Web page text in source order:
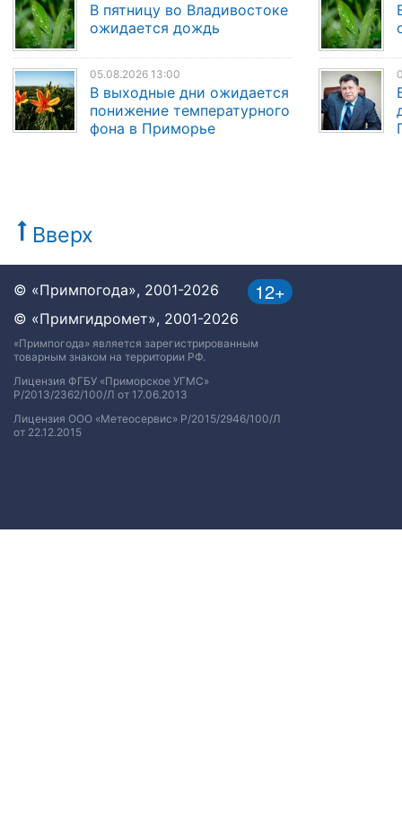
В пятницу во Владивостоке
ожидается дождь
05.08.2026 13:00
В выходные дни ожидается
понижение температурного
фона в Приморье
Вверх
12+
© «Примпогода», 2001-2026
© «Примгидромет», 2001-2026
«Примпогода» является зарегистрированным
товарным знаком на территории РФ.
Лицензия ФГБУ «Приморское УГМС»
Р/2013/2362/100/Л от 17.06.2013
Лицензия ООО «Метеосервис» Р/2015/2946/100/Л
от 22.12.2015